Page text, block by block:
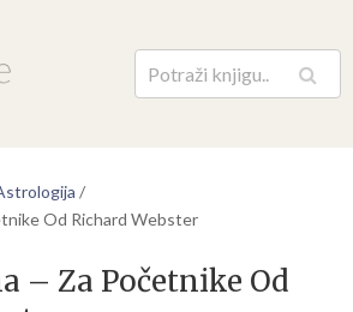
Pretraga
/
Od Richard Webster
– Za Početnike Od